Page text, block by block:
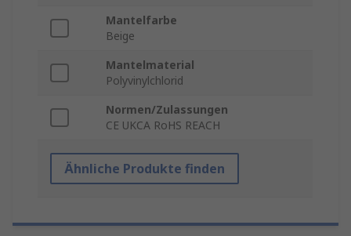
Mantelfarbe
Beige
Mantelmaterial
Polyvinylchlorid
Normen/Zulassungen
CE UKCA RoHS REACH
Ähnliche Produkte finden